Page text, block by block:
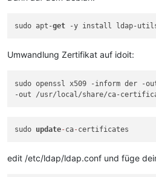
sudo apt-get
Umwandlung Zertifikat auf idoit:
sudo openssl x509 -inform der -
sudo update- ca-
edit /etc/ldap/ldap.conf und füge